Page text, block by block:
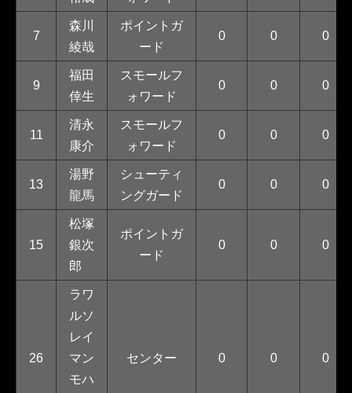
7
森川
綾哉
ポイントガ
ード
0 0 0
9
福田
倖生
スモールフ
ォワード
0 0 0
11
清永
康介
スモールフ
ォワード
0 0 0
13
湯野
龍馬
シューティ
ングガード
0 0 0
15
松塚
銀次
郎
ポイントガ
ード
0 0 0
26
ラワ
ルソ
レイ
マン
モハ
センター 0 0 0